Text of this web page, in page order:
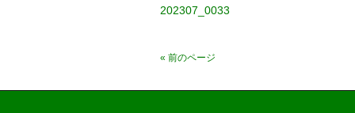
202307_0033
« 前のページ